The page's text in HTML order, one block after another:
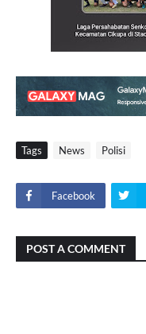
Tags News Polisi
Facebook
POST A COMMENT